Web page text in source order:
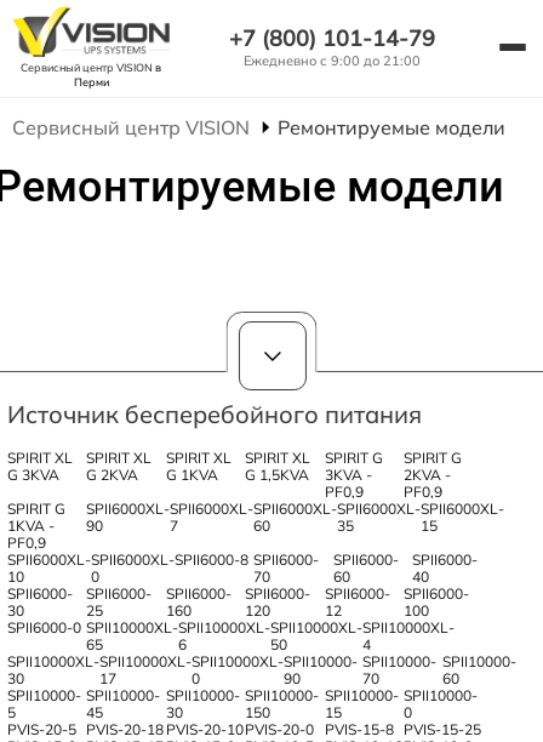
Сервисный центр VISION в
Перми
+7 (800) 101-14-79
Ежедневно с 9:00 до 21:00
Сервисный центр VISION Ремонтируемые модели
модели
Источник бесперебойного питания
SPIRIT XL
G 3KVA
SPIRIT XL
G 2KVA
SPIRIT XL
G 1KVA
SPIRIT XL
G 1,5KVA
SPIRIT G
3KVA -
PF0,9
SPIRIT G
2KVA -
PF0,9
SPIRIT G
1KVA -
PF0,9
SPII6000XL-
90
SPII6000XL-
7
SPII6000XL-
60
SPII6000XL-
35
SPII6000XL-
15
SPII6000XL-
10
SPII6000XL-
0
SPII6000-8 SPII6000-
70
SPII6000-
60
SPII6000-
40
SPII6000-
30
SPII6000-
25
SPII6000-
160
SPII6000-
120
SPII6000-
12
SPII6000-
100
SPII6000-0 SPII10000XL-
65
SPII10000XL-
6
SPII10000XL-
50
SPII10000XL-
4
SPII10000XL-
30
SPII10000XL-
17
SPII10000XL-
0
SPII10000-
90
SPII10000-
70
SPII10000-
60
SPII10000-
5
SPII10000-
45
SPII10000-
30
SPII10000-
150
SPII10000-
15
SPII10000-
0
PVIS-20-5 PVIS-20-18 PVIS-20-10PVIS-20-0 PVIS-15-8
PVIS-15-25